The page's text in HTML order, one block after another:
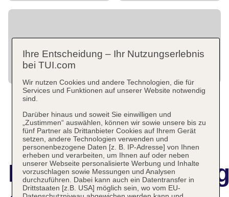
Ihre Entscheidung – Ihr Nutzungserlebnis
bei TUI.com
Wir nutzen Cookies und andere Technologien, die für
Services und Funktionen auf unserer Website notwendig
sind.
Darüber hinaus und soweit Sie einwilligen und
„Zustimmen“ auswählen, können wir sowie unsere bis zu
fünf Partner als Drittanbieter Cookies auf Ihrem Gerät
setzen, andere Technologien verwenden und
personenbezogene Daten [z. B. IP-Adresse] von Ihnen
erheben und verarbeiten, um Ihnen auf oder neben
unserer Webseite personalisierte Werbung und Inhalte
vorzuschlagen sowie Messungen und Analysen
durchzuführen. Dabei kann auch ein Datentransfer in
Drittstaaten [z.B. USA] möglich sein, wo vom EU-